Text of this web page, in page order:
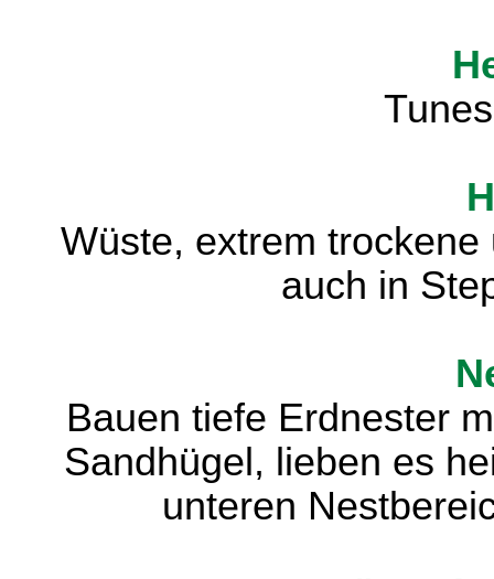
Wüste, extrem
auch in
Bauen tiefe Erdnester
Sandhügel, lieben es
unteren